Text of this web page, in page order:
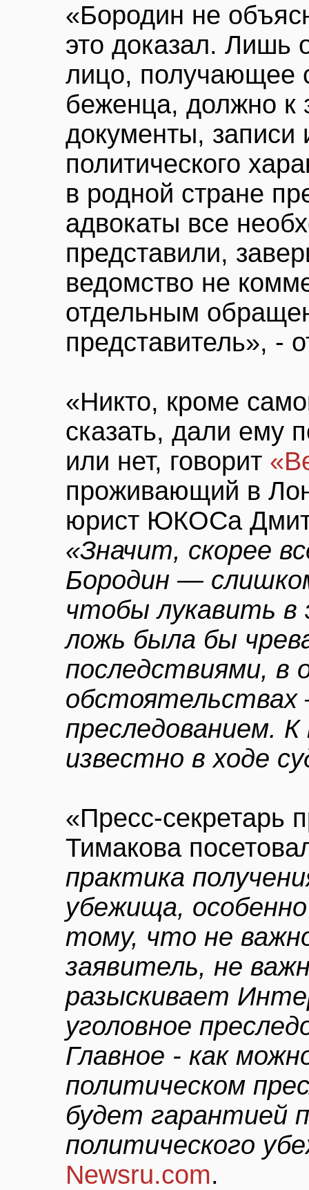
«Бородин не
это доказал. Лишь
лицо, получающее
беженца, должно к
документы, записи
политического
в родной стране
адвокаты все
представили,
ведомство не
отдельным
представитель», -
«Никто, кроме
сказать, дали ему
или нет, говорит
проживающий в
юрист ЮКОСа
«Значит, скорее
Бородин —
чтобы лукавить в
ложь была бы
последствиями, в
преследованием.
известно в ходе
«Пресс-секретарь
Тимакова
практика
убежища,
тому, что не
заявитель, не
разыскивает
уголовное
Главное - как
политическом
будет гарантией
политического
Newsru.com.